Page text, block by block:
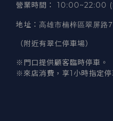
營業時間 ： 10:00~22:00 (
地址 ： 高雄市楠梓區翠屏路
（附近有翠仁停車場）
※門口提供顧客臨時停車。
※來店消費，享1小時指定停